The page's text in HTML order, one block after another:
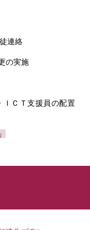
連絡
の実施
ＩＣＴ支援員の配置